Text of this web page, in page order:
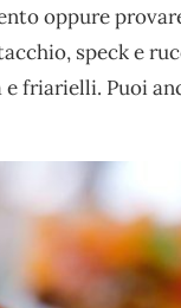
oppure
speck e
friarielli. Puoi